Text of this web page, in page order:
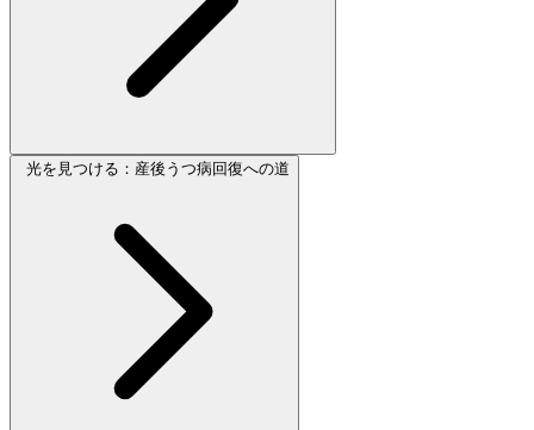
光を見つける：産後うつ病回復への道